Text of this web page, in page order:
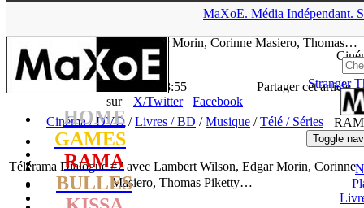
MaXoE. Média Indépendant.
HOME
GAMES
RAMA
BULLES
Ciné
Stranger
Toggle
#7 avec Lambert Wilson, Edgar Morin, Corinne Masiero, Thomas…
- 10.09.19, 18:55
Partager cet article
sur
X/Twitter
Facebook
Cinéma / DVD /Livres / BD /Musique /Télé / Séries
Télérama Dialogue #7 avec Lambert Wilson, Edgar Morin, Corinne
Masiero, Thomas Piketty…